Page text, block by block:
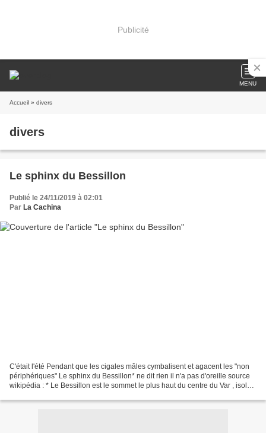
Publicité
MENU
Accueil » divers
divers
Le sphinx du Bessillon
Publié le 24/11/2019 à 02:01
Par La Cachina
C'était l'été Pendant que les cigales mâles cymbalisent et agacent les "non
périphériques" Le sphinx du Bessillon* ne dit rien il n'a pas d'oreille source
wikipédia : * Le Bessillon est le sommet le plus haut du centre du Var , isolé